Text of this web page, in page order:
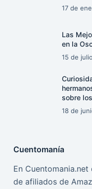
17 de
Las
en la
15 de
sobre
18 de
Cuentomanía
En
de afiliados de